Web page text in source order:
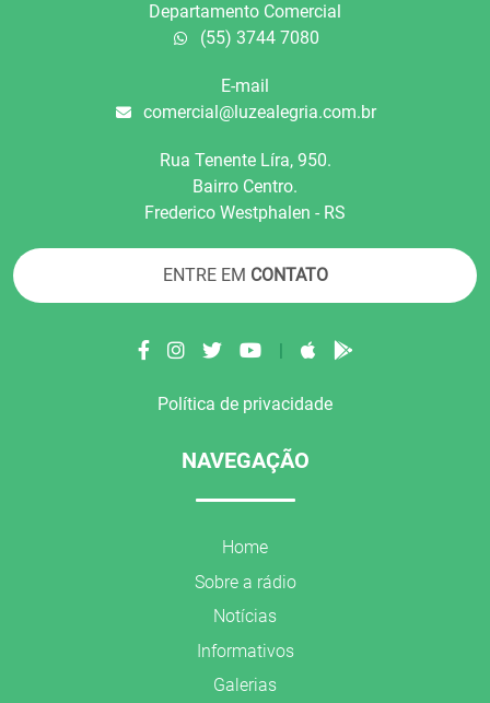
Departamento Comercial
(55) 3744 7080
E-mail
comercial@luzealegria.com.br
Rua Tenente Líra, 950.
Bairro Centro.
Frederico Westphalen - RS
ENTRE EM CONTATO
|
Política de privacidade
NAVEGAÇÃO
Home
Sobre a rádio
Notícias
Informativos
Galerias